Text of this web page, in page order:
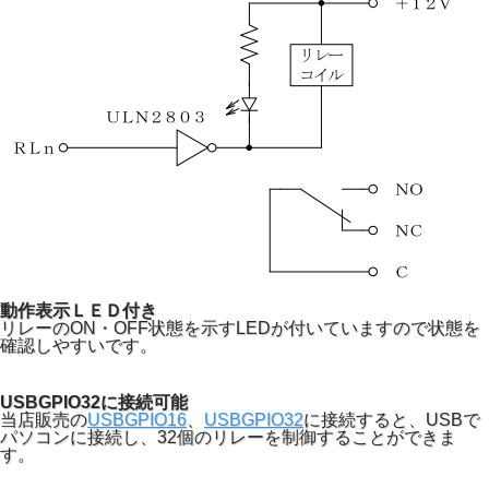
動作表示ＬＥＤ付き
リレーのON・OFF状態を示すLEDが付いていますので状態を
確認しやすいです。
USBGPIO32に接続可能
当店販売のUSBGPIO16 USBGPIO32に接続すると、USBで
パソコンに接続し、32個のリレーを制御することができま
す。